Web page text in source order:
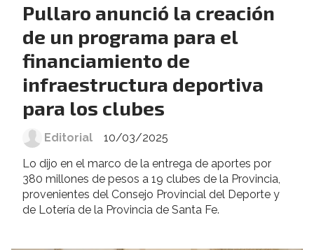
Pullaro anunció la creación
de un programa para el
financiamiento de
infraestructura deportiva
para los clubes
Lo dijo en el marco de la entrega de aportes por
380 millones de pesos a 19 clubes de la Provincia,
provenientes del Consejo Provincial del Deporte y
de Lotería de la Provincia de Santa Fe.
10/03/2025
Editorial